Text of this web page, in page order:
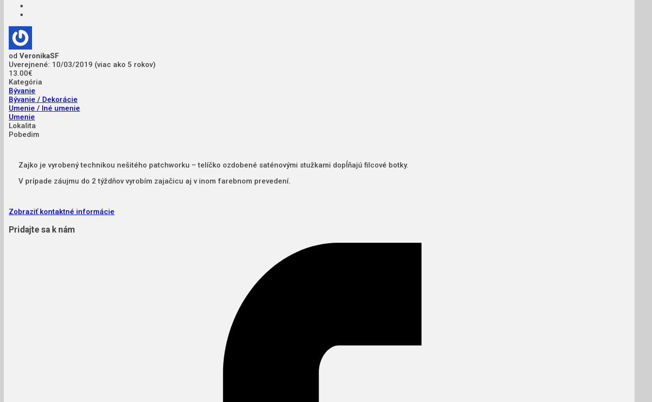
od VeronikaSF
Uverejnené: 10/03/2019 (viac ako 5 rokov)
13.00€
Kategória
Bývanie
Bývanie / Dekorácie
Umenie / Iné umenie
Umenie
Lokalita
Pobedim
Zajko je vyrobený technikou nešitého patchworku – telíčko ozdobené saténovými stužkami dopĺňajú filcové botky.
V prípade záujmu do 2 týždňov vyrobím zajačicu aj v inom farebnom prevedení.
Zobraziť kontaktné informácie
Pridajte sa k nám